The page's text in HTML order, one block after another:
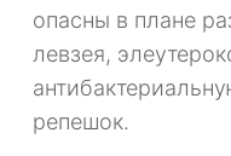
опасны в плане
левзея,
репешок.